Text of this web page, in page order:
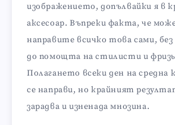
изображението, допълвайки я в
аксесоар. Въпреки факта, че
направите всичко това сами, без
до помощта на стилисти и
Полагането всеки ден на средна
се направи, но крайният
зарадва и изненада мнозина.